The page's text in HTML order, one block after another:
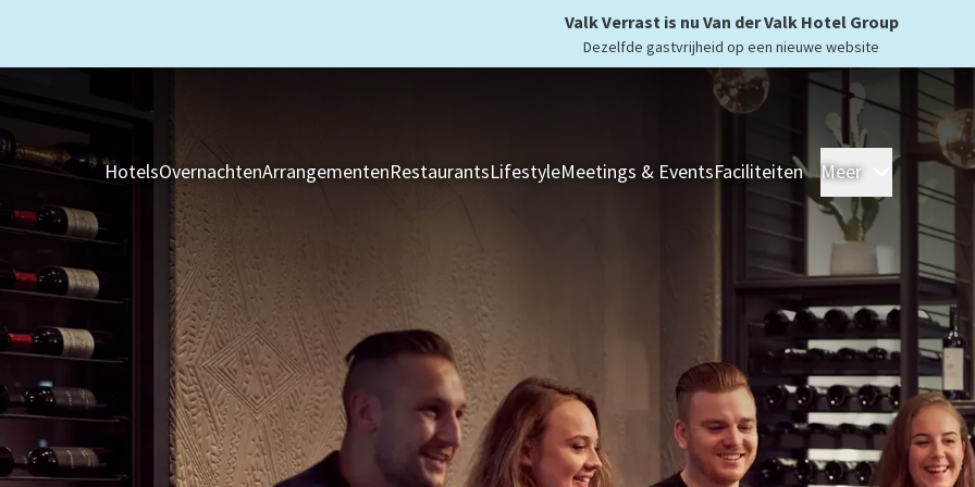
Valk Verrast is nu Van der Valk Hotel Group
Dezelfde gastvrijheid op een nieuwe website
HotelsOvernachtenArrangementenRestaurantsLifestyleMeetings & EventsFaciliteiten Meer Hotels